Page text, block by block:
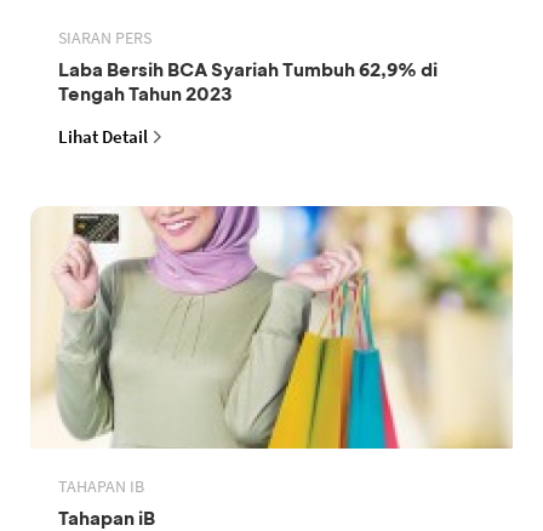
SIARAN PERS
Laba Bersih BCA Syariah Tumbuh 62,9% di
Tengah Tahun 2023
Lihat Detail
TAHAPAN IB
Tahapan iB